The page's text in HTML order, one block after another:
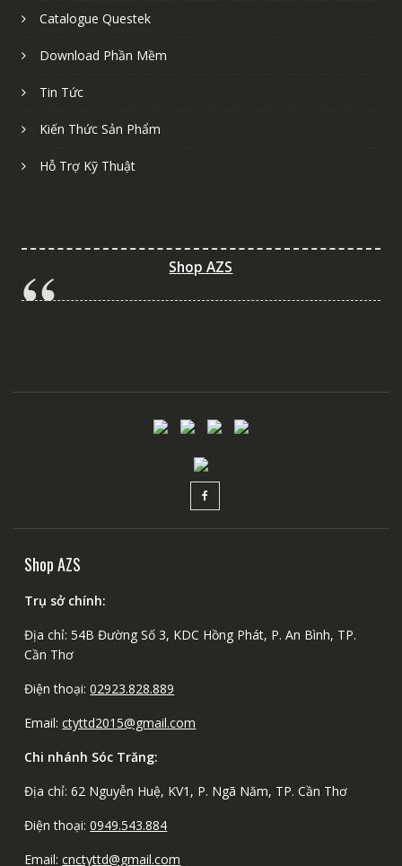
Catalogue Questek
Download Phần Mềm
Tin Tức
Kiến Thức Sản Phẩm
Hỗ Trợ Kỹ Thuật
Shop AZS
Shop AZS
Trụ sở chính:
Địa chỉ: 54B Đường Số 3, KDC Hồng Phát, P. An Bình, TP.
Cần Thơ
Điện thoại:02923.828.889
Email:ctyttd2015@gmail.com
Chi nhánh Sóc Trăng:
Địa chỉ: 62 Nguyễn Huệ, KV1, P. Ngã Năm, TP. Cần Thơ
Điện thoại:0949.543.884
Email:cnctyttd@gmail.com